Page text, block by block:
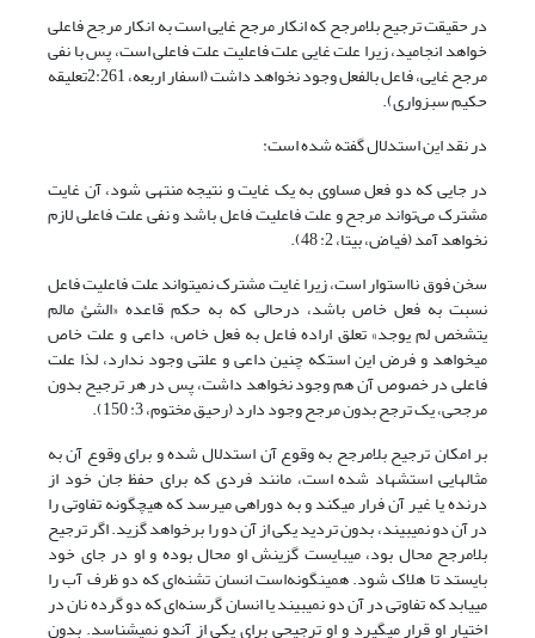
در حقیقت ترجیح بلامرجح که انکار مرجح غایی است به انکار مرجح فاعلی
خواهد انجامید، زیرا علت غایی علت فاعلیت علت فاعلی است، پس با نفی
مرجح غایی، فاعل بالفعل وجود نخواهد داشت (اسفار اربعه، 2:261تعلیقه
حکیم سبزواری).
در نقد این استدلال گفته شده است:
در جایی که دو فعل مساوی به یک غایت و نتیجه منتهی شود، آن غایت
مشترک می‌تواند مرجح و علت فاعلیت فاعل باشد و نفی علت فاعلی لازم
نخواهد آمد (فیاض، بی‏تا، 2: 48).
سخن فوق نااستوار است، زیرا غایت مشترک نمی‎تواند علت فاعلیت فاعل
نسبت به فعل خاص باشد، درحالی که به حکم قاعده «الشئ مالم
یتشخص لم یوجد» تعلق اراده فاعل به فعل خاص، داعی و علت خاص
می‎خواهد و فرض این‎ استکه چنین داعی و علتی وجود ندارد، لذا علت
فاعلی در خصوص آن هم وجود نخواهد داشت، پس در هر ترجیح بدون
مرجحی، یک ترجح بدون مرجح وجود دارد (رحیق مختوم، 3: 150).
بر امکان ترجیح بلامرجح به وقوع آن استدلال شده و برای وقوع آن به
مثال‎هایی استشهاد شده است، مانند فردی که برای حفظ جان خود از
درنده یا غیر آن فرار می‏کند و به دوراهی می‎رسد که هیچ‎گونه تفاوتی را
در آن دو نمی‎بیند، بدون تردید یکی از آن دو را برخواهد گزید. اگر ترجیح
بلامرجح محال بود، می‎بایست گزینش او محال بوده و او در جای خود
بایستد تا هلاک شود. همین‎گونه‌است انسان تشنه‌ای که دو ظرف آب را
می‎یابد که تفاوتی در آن دو نمی‎بیند یا انسان گرسنه‌ای که دو گرده نان در
اختیار او قرار می‎گیرد و او ترجیحی برای یکی از آن‏دو نمی‎شناسد. بدون